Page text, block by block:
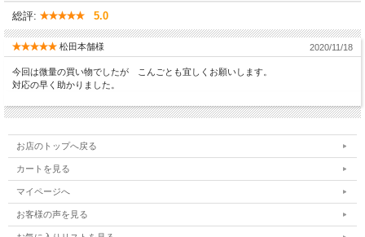
総評: 5.0
松田本舗様 2020/11/18
今回は微量の買い物でしたが こんごとも宜しくお願いします。
対応の早く助かりました。
お店のトップへ戻る
カートを見る
マイページへ
お客様の声を見る